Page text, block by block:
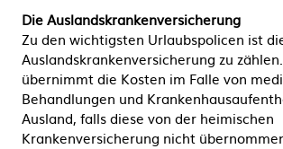
Die Auslandskrankenversicherung
Zu den wichtigsten Urlaubspolicen ist
Auslandskrankenversicherung zu
übernimmt die Kosten im Falle von
Behandlungen und
Ausland, falls diese von der heimischen
Krankenversicherung nicht